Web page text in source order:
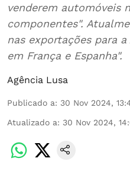
venderem automóveis
componentes".
nas exportações para
em França e Espanha".
Agência Lusa
Publicado a: 30 Nov 2024,
Atualizado a: 30 Nov 2024,